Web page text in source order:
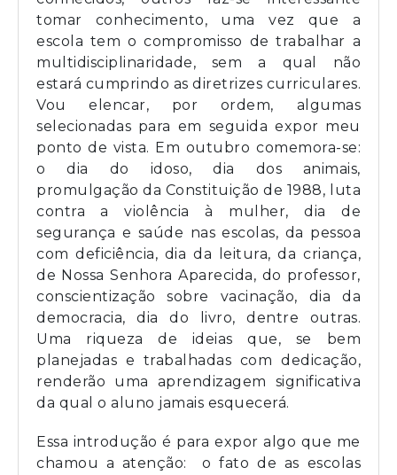
tomar conhecimento, uma vez que a
escola tem o compromisso de trabalhar a
multidisciplinaridade, sem a qual não
estará cumprindo as diretrizes curriculares.
Vou elencar, por ordem, algumas
selecionadas para em seguida expor meu
ponto de vista. Em outubro comemora-se:
o dia do idoso, dia dos animais,
promulgação da Constituição de 1988, luta
contra a violência à mulher, dia de
segurança e saúde nas escolas, da pessoa
com deficiência, dia da leitura, da criança,
de Nossa Senhora Aparecida, do professor,
conscientização sobre vacinação, dia da
democracia, dia do livro, dentre outras.
Uma riqueza de ideias que, se bem
planejadas e trabalhadas com dedicação,
renderão uma aprendizagem significativa
da qual o aluno jamais esquecerá.
Essa introdução é para expor algo que me
chamou a atenção: o fato de as escolas